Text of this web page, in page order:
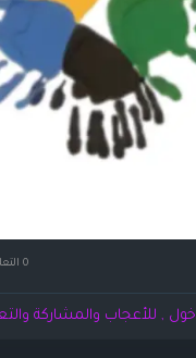
0 التعليقات
, للأعجاب والمشاركة